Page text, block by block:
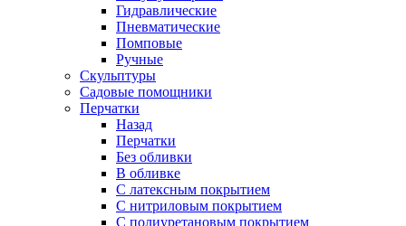
Гидравлические
Пневматические
Помповые
Ручные
Скульптуры
Садовые помощники
Перчатки
Назад
Перчатки
Без обливки
В обливке
С латексным покрытием
С нитриловым покрытием
С полиуретановым покрытием